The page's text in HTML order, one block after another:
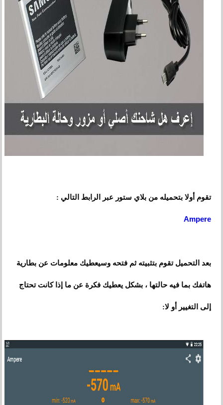
تقوم أولا بتحميله من بلاي ستور عبر الرابط التالي :
Ampere
بعد التحميل تقوم بتثبيته ثم فتحه وسيعطيك معلومات عن بطارية
هاتفك بما فيه حالتها ، بشكل يعطيك فكرة عن ما إذا كانت تحتاج
إلى التغيير أو لا: